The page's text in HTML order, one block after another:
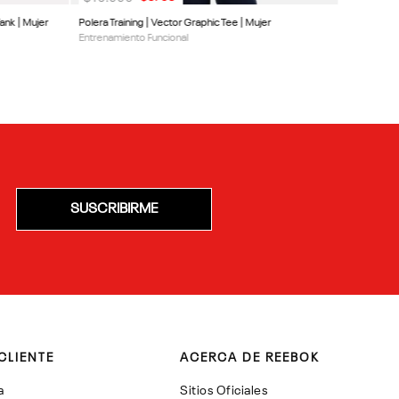
| Mujer
Polera Training | Vector Graphic Tee | Mujer
Entrenamiento Funcional
SUSCRIBIRME
ACERCA DE REEBOK
Sitios Oficiales